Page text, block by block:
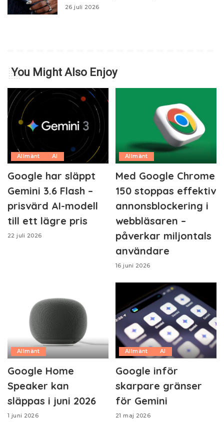
26 juli 2026
You Might Also Enjoy
Allmänt AI
Google har släppt
Gemini 3.6 Flash –
prisvärd AI-modell
till ett lägre pris
22 juli 2026
Allmänt
Med Google Chrome
150 stoppas effektiv
annonsblockering i
webbläsaren –
påverkar miljontals
användare
16 juni 2026
Allmänt
Google Home
Speaker kan
släppas i juni 2026
1 juni 2026
Allmänt AI
Google inför
skarpare gränser
för Gemini
21 maj 2026